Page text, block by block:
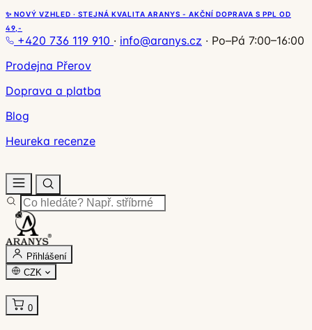
✨ NOVÝ VZHLED · STEJNÁ KVALITA ARANYS - AKČNÍ DOPRAVA S PPL OD
49,-
+420 736 119 910 · info@aranys.cz · Po–Pá 7:00–16:00
Prodejna Přerov
Doprava a platba
Blog
Heureka recenze
Přihlášení
CZK
0